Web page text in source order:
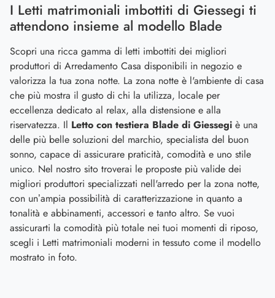
I Letti matrimoniali imbottiti di Giessegi ti
attendono insieme al modello Blade
Scopri una ricca gamma di letti imbottiti dei migliori
produttori di Arredamento Casa disponibili in negozio e
valorizza la tua zona notte. La zona notte è l'ambiente di casa
che più mostra il gusto di chi la utilizza, locale per
eccellenza dedicato al relax, alla distensione e alla
riservatezza. Il Letto con testiera Blade di Giessegi è una
delle più belle soluzioni del marchio, specialista del buon
sonno, capace di assicurare praticità, comodità e uno stile
unico. Nel nostro sito troverai le proposte più valide dei
migliori produttori specializzati nell'arredo per la zona notte,
con un’ampia possibilità di caratterizzazione in quanto a
tonalità e abbinamenti, accessori e tanto altro. Se vuoi
assicurarti la comodità più totale nei tuoi momenti di riposo,
scegli i Letti matrimoniali moderni in tessuto come il modello
mostrato in foto.